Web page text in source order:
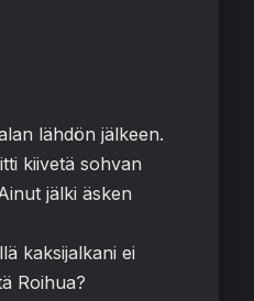
lähdön jälkeen.
kiivetä sohvan
jälki äsken
kaksijalkani ei
Roihua?